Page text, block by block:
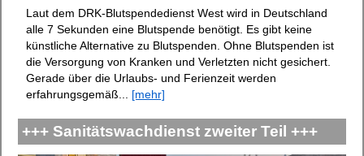
Laut dem DRK-Blutspendedienst West wird in Deutschland
alle 7 Sekunden eine Blutspende benötigt. Es gibt keine
künstliche Alternative zu Blutspenden. Ohne Blutspenden ist
die Versorgung von Kranken und Verletzten nicht gesichert.
Gerade über die Urlaubs- und Ferienzeit werden
erfahrungsgemäß... [mehr]
+++ Sanitätswachdienst zweiter Teil +++